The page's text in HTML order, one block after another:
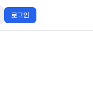
로그인